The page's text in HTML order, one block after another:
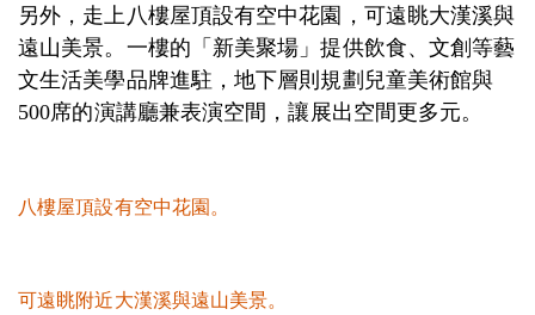
另外，走上八樓屋頂設有空中花園，可遠眺大漢溪與
遠山美景。一樓的「新美聚場」提供飲食、文創等藝
文生活美學品牌進駐，地下層則規劃兒童美術館與
500席的演講廳兼表演空間，讓展出空間更多元。
八樓屋頂設有空中花園。
可遠眺附近大漢溪與遠山美景。